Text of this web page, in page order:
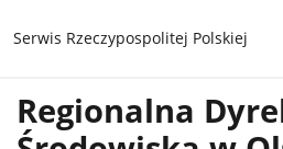
gov.pl
Serwis Rzeczypospolitej Polskiej
Regionalna